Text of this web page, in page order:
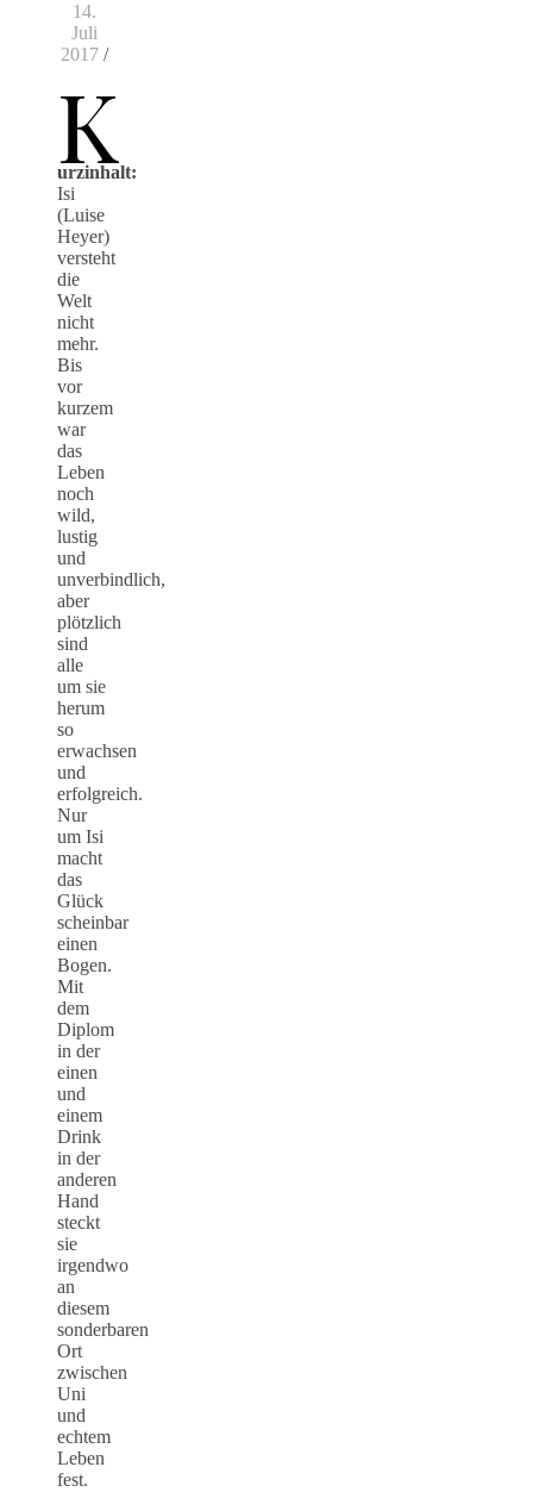
14.
Juli
2017 /
K
urzinhalt:
Isi
(Luise
Heyer)
versteht
die
Welt
nicht
mehr.
Bis
vor
kurzem
war
das
Leben
noch
wild,
lustig
und
unverbindlich,
aber
plötzlich
sind
alle
um sie
herum
so
erwachsen
und
erfolgreich.
Nur
um Isi
macht
das
Glück
scheinbar
einen
Bogen.
Mit
dem
Diplom
in der
einen
und
einem
Drink
in der
anderen
Hand
steckt
sie
irgendwo
an
diesem
sonderbaren
Ort
zwischen
Uni
und
echtem
Leben
fest.